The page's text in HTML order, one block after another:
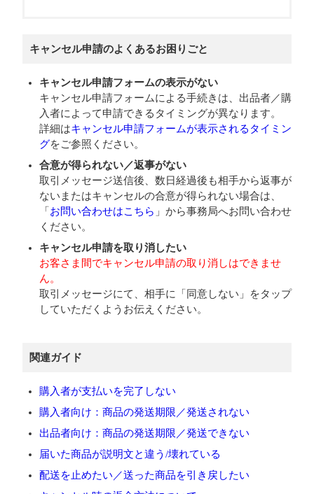
キャンセル申請のよくあるお困りごと
キャンセル申請フォームの表示がない
キャンセル申請フォームによる手続きは、出品者／購
入者によって申請できるタイミングが異なります。
詳細はキャンセル申請フォームが表示されるタイミン
グをご参照ください。
合意が得られない／返事がない
取引メッセージ送信後、数日経過後も相手から返事が
ないまたはキャンセルの合意が得られない場合は、
「 お問い合わせはこちら 」から事務局へお問い合わせ
ください。
キャンセル申請を取り消したい
お客さま間でキャンセル申請の取り消しはできませ
ん。
取引メッセージにて、相手に「同意しない」をタップ
していただくようお伝えください。
関連ガイド
購入者が支払いを完了しない
購入者向け：商品の発送期限／発送されない
出品者向け：商品の発送期限／発送できない
届いた商品が説明文と違う/壊れている
配送を止めたい／送った商品を引き戻したい